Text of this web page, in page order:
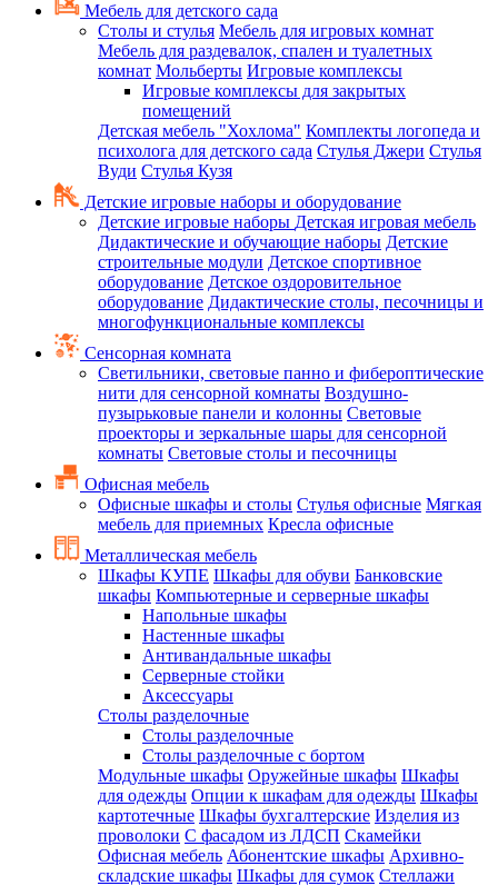
Мебель для детского сада
Столы и стулья Мебель для игровых комнат
Мебель для раздевалок, спален и туалетных
комнат Мольберты Игровые комплексы
Игровые комплексы для закрытых
помещений
Детская мебель "Хохлома" Комплекты логопеда и
психолога для детского сада Стулья Джери Стулья
Вуди Стулья Кузя
Детские игровые наборы и оборудование
Детские игровые наборы Детская игровая мебель
Дидактические и обучающие наборы Детские
строительные модули Детское спортивное
оборудование Детское оздоровительное
оборудование Дидактические столы, песочницы и
многофункциональные комплексы
Сенсорная комната
Светильники, световые панно и фибероптические
нити для сенсорной комнаты Воздушно-
пузырьковые панели и колонны Световые
проекторы и зеркальные шары для сенсорной
комнаты Световые столы и песочницы
Офисная мебель
Офисные шкафы и столы Стулья офисные Мягкая
мебель для приемных Кресла офисные
Металлическая мебель
Шкафы КУПЕ Шкафы для обуви Банковские
шкафы Компьютерные и серверные шкафы
Напольные шкафы
Настенные шкафы
Антивандальные шкафы
Серверные стойки
Аксессуары
Столы разделочные
Столы разделочные
Столы разделочные с бортом
Модульные шкафы Оружейные шкафы Шкафы
для одежды Опции к шкафам для одежды Шкафы
картотечные Шкафы бухгалтерские Изделия из
проволоки С фасадом из ЛДСП Скамейки
Офисная мебель Абонентские шкафы Архивно-
складские шкафы Шкафы для сумок Стеллажи